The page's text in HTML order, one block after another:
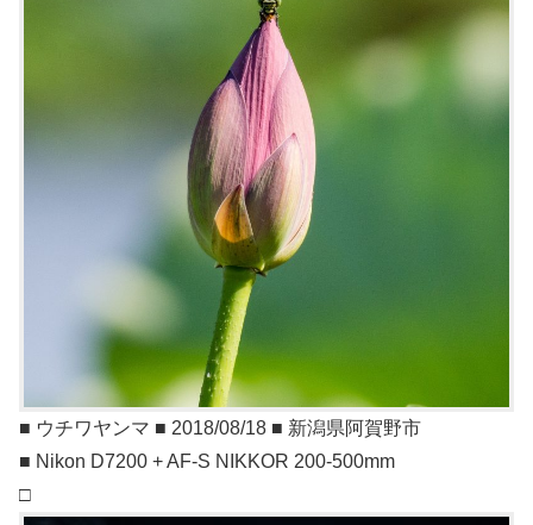
■ ウチワヤンマ ■ 2018/08/18 ■ 新潟県阿賀野市
■ Nikon D7200 + AF-S NIKKOR 200-500mm
□